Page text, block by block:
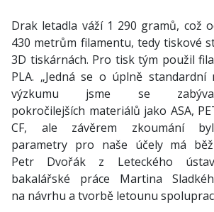
Drak letadla váží 1 290 gramů, což
430 metrům filamentu, tedy tiskové
3D tiskárnách. Pro tisk tým použil
PLA. „Jedná se o úplně standardní
výzkumu jsme se
pokročilejších materiálů jako ASA,
CF, ale závěrem zkoumání
parametry pro naše účely má
Petr Dvořák z Leteckého
bakalářské práce Martina
na návrhu a tvorbě letounu